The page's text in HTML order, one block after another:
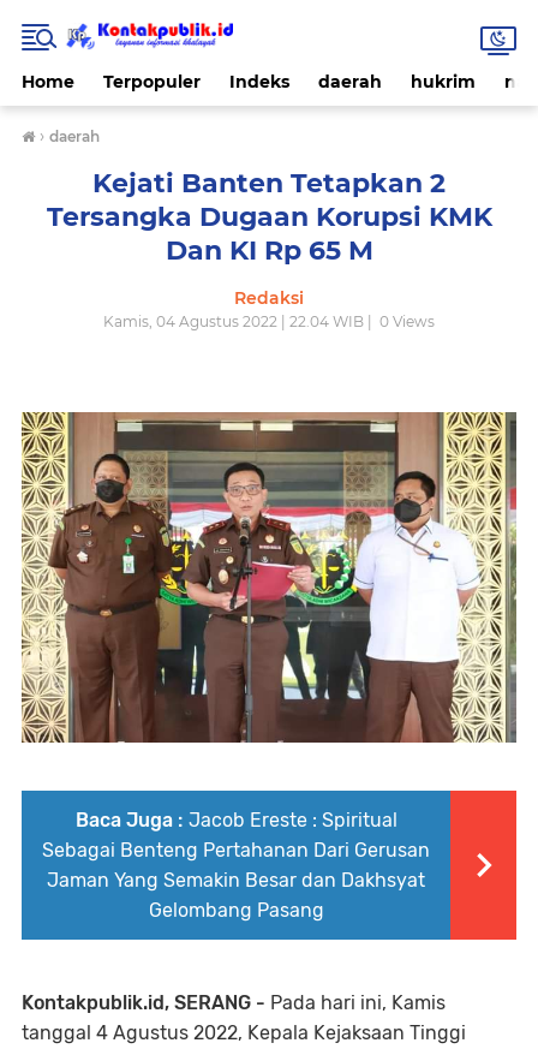
Home Terpopuler Indeks daerah hukrim
› daerah
Kejati Banten Tetapkan 2
Tersangka Dugaan Korupsi KMK
Dan KI Rp 65 M
Redaksi
Kamis, 04 Agustus 2022 | 22.04 WIB | 0 Views
Baca Juga : Jacob Ereste : Spiritual
Sebagai Benteng Pertahanan Dari Gerusan
Jaman Yang Semakin Besar dan Dakhsyat
Gelombang Pasang
Kontakpublik.id, SERANG - Pada hari ini, Kamis
tanggal 4 Agustus 2022, Kepala Kejaksaan Tinggi